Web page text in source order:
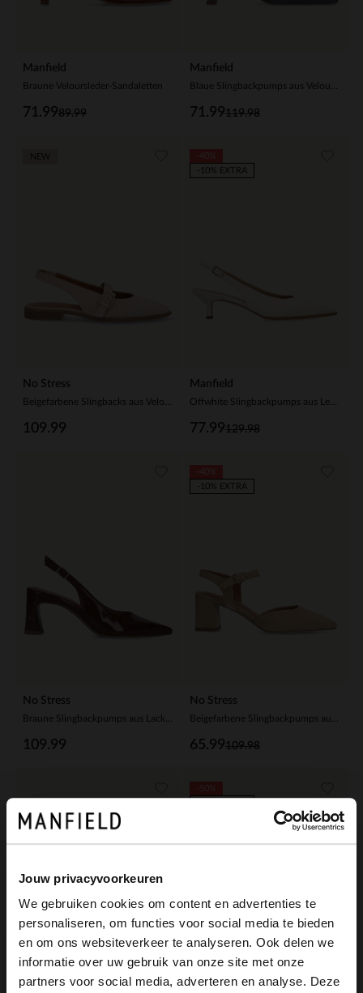
Jouw privacyvoorkeuren
We gebruiken cookies om content en advertenties te
personaliseren, om functies voor social media te bieden
en om ons websiteverkeer te analyseren. Ook delen we
informatie over uw gebruik van onze site met onze
partners voor social media, adverteren en analyse. Deze
Manfield
Braune Veloursleder-Sandaletten
89.99
71.99
Manfield
119.98
71.99
No Stress
Beigefarbene Slingbacks aus Veloursleder
109.99
Manfield
Offwhite Slingbackpumps aus Leder
129.98
77.99
-10% EXTRA
No Stress
109.99
No Stress
109.98
65.99
-10% EXTRA
×
View this website in English?